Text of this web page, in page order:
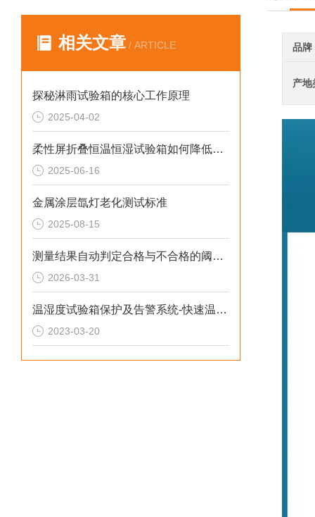
相关文章 / ARTICLE
探秘淋雨试验箱的核心工作原理
2025-04-02
柔性屏折叠恒温恒湿试验箱如何降低维护成本？
2025-06-16
金属涂层氙灯老化测试标准
2025-08-15
测量结果自动判定合格与不合格的阈值设置
2026-03-31
温湿度试验箱保护及告警系统-快速温变试验箱
2023-03-20
品牌
产地